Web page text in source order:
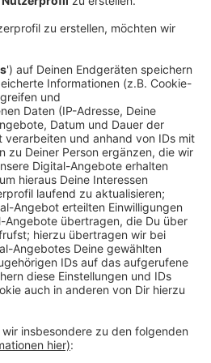
ist.
14.02.2024 15:20
im vergangenen Jahr fast
Fast 6.400
die Folge, weil es nicht so
Beispiel
für Mitarbeiter nicht
beschäftigt 260
in Köln, in Bonn und